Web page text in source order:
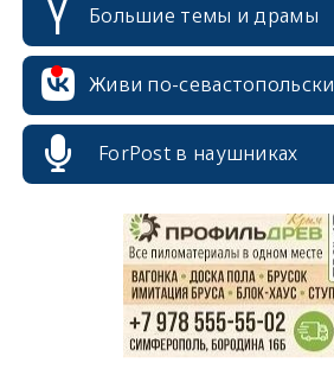
Большие темы и драмы
Живи по-севастопольски
ForPost в наушниках